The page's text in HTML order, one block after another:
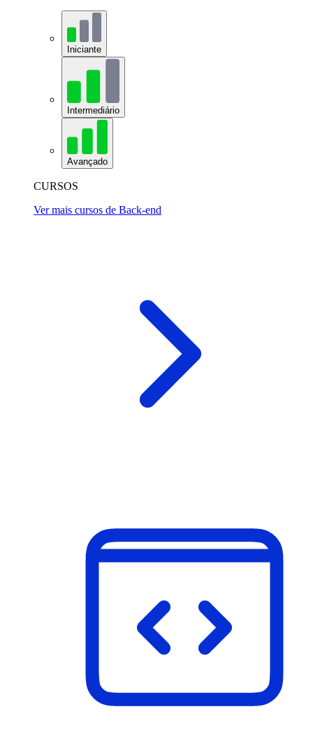
Iniciante
Intermediário
Avançado
CURSOS
Ver mais cursos de Back-end